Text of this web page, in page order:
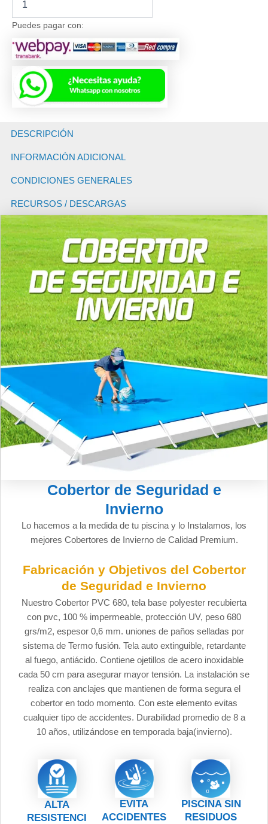
Seguridad
Invierno
para
Piscinas
PVC
680
hasta
100
-
por
cantidad
Puedes pagar con:
DESCRIPCIÓN
INFORMACIÓN ADICIONAL
CONDICIONES GENERALES
RECURSOS / DESCARGAS
Cobertor de Seguridad e
Invierno
Lo hacemos a la medida de tu piscina y lo Instalamos, los
mejores Cobertores de Invierno de Calidad Premium.
Fabricación y Objetivos del Cobertor
de Seguridad e Invierno
Nuestro Cobertor PVC 680, tela base polyester recubierta
con pvc, 100 % impermeable, protección UV, peso 680
grs/m2, espesor 0,6 mm. uniones de paños selladas por
sistema de Termo fusión. Tela auto extinguible, retardante
al fuego, antiácido. Contiene ojetillos de acero inoxidable
cada 50 cm para asegurar mayor tensión. La instalación se
realiza con anclajes que mantienen de forma segura el
cobertor en todo momento. Con este elemento evitas
cualquier tipo de accidentes. Durabilidad promedio de 8 a
10 años, utilizándose en temporada baja(invierno).
ALTA
RESISTENCI
EVITA
ACCIDENTES
PISCINA SIN
RESIDUOS